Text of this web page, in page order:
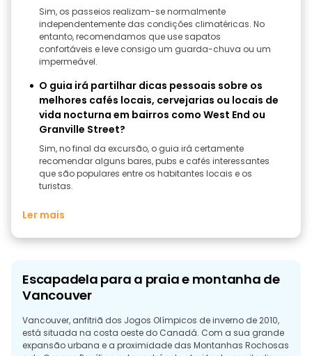
Sim, os passeios realizam-se normalmente
independentemente das condições climatéricas. No
entanto, recomendamos que use sapatos
confortáveis e leve consigo um guarda-chuva ou um
impermeável.
O guia irá partilhar dicas pessoais sobre os
melhores cafés locais, cervejarias ou locais de
vida nocturna em bairros como West End ou
Granville Street?
Sim, no final da excursão, o guia irá certamente
recomendar alguns bares, pubs e cafés interessantes
que são populares entre os habitantes locais e os
turistas.
Ler mais
Escapadela para a praia e montanha de
Vancouver
Vancouver, anfitriã dos Jogos Olímpicos de inverno de 2010,
está situada na costa oeste do Canadá. Com a sua grande
expansão urbana e a proximidade das Montanhas Rochosas